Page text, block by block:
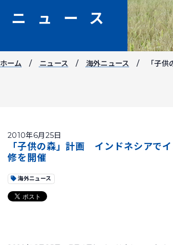
ニュース
ホーム ニュース 海外ニュース 「子
2010年6月25日
「子供の森」計画 インドネシアで
修を開催
海外ニュース